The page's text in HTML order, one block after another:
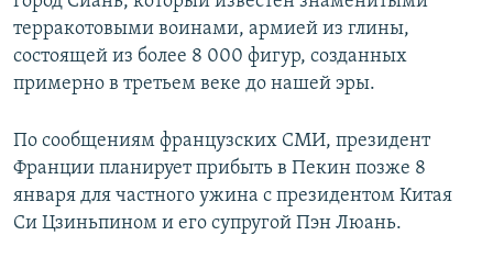
терракотовыми воинами, армией из глины,
состоящей из более 8 000 фигур, созданных
примерно в третьем веке до нашей эры.
По сообщениям французских СМИ, президент
Франции планирует прибыть в Пекин позже 8
января для частного ужина с президентом Китая
Си Цзиньпином и его супругой Пэн Люань.